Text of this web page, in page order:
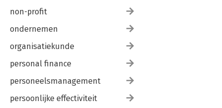
non-profit
ondernemen
organisatiekunde
personal finance
personeelsmanagement
persoonlijke effectiviteit